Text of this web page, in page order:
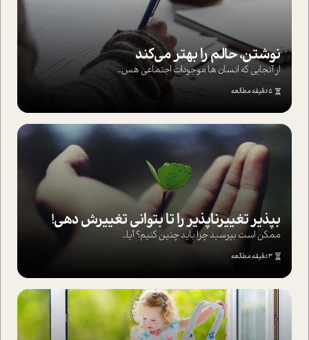
نوشتن، حالم را بهتر می‌کند
از آنجایی که انسان ها موجودات اجتماعی هس...
5 دقیقه مطالعه
بپذير تغييرناپذير را تا بتواني تغييرش دهي!‏
ممکن است بپرسيد چرا بايد چنين کنيم؟ آيا...
3 دقیقه مطالعه